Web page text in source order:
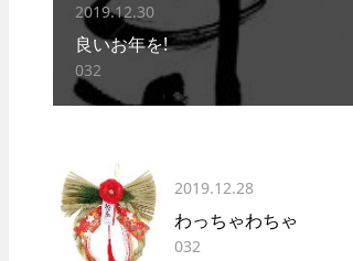
2019.12.30
良いお年を!
032
2019.12.28
わっちゃわちゃ
032